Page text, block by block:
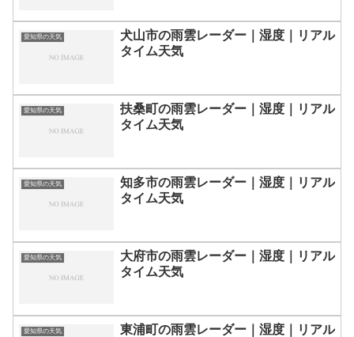
愛知県の天気
犬山市の雨雲レーダー｜湿度｜リアル
タイム天気
愛知県の天気
扶桑町の雨雲レーダー｜湿度｜リアル
タイム天気
愛知県の天気
知多市の雨雲レーダー｜湿度｜リアル
タイム天気
愛知県の天気
大府市の雨雲レーダー｜湿度｜リアル
タイム天気
愛知県の天気
東浦町の雨雲レーダー｜湿度｜リアル